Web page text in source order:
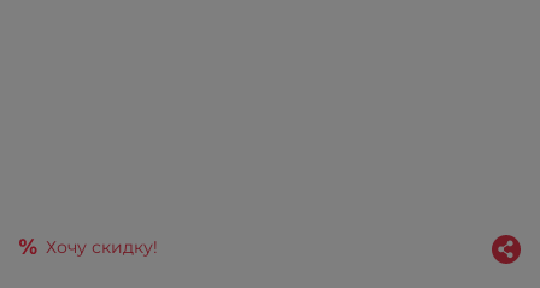
Хочу скидку!